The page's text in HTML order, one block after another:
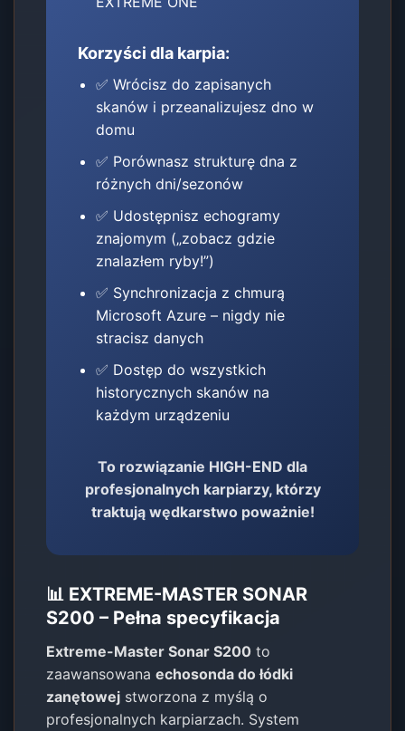
Korzyści dla karpia:
✅ Wrócisz do zapisanych
skanów i przeanalizujesz dno w
domu
✅ Porównasz strukturę dna z
różnych dni/sezonów
✅ Udostępnisz echogramy
znajomym („zobacz gdzie
znalazłem ryby!”)
✅ Synchronizacja z chmurą
Microsoft Azure – nigdy nie
stracisz danych
✅ Dostęp do wszystkich
historycznych skanów na
każdym urządzeniu
To rozwiązanie HIGH-END dla
profesjonalnych karpiarzy, którzy
traktują wędkarstwo poważnie!
📊 EXTREME-MASTER SONAR
S200 – Pełna specyfikacja
Extreme-Master Sonar S200 to
zaawansowanaechosonda do łódki
zanętowej stworzona z myślą o
profesjonalnych karpiarzach. System